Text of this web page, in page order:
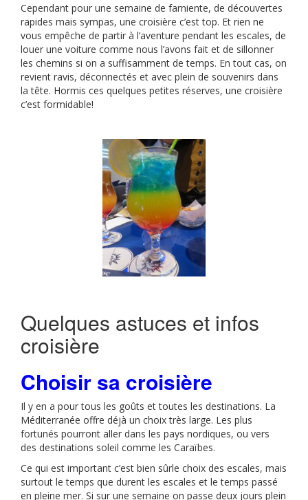
Cependant pour une semaine de farniente, de découvertes
rapides mais sympas, une croisière c’est top. Et rien ne
vous empêche de partir à l’aventure pendant les escales, de
louer une voiture comme nous l’avons fait et de sillonner
les chemins si on a suffisamment de temps. En tout cas, on
revient ravis, déconnectés et avec plein de souvenirs dans
la tête. Hormis ces quelques petites réserves, une croisière
c’est formidable!
Quelques astuces et infos
croisière
Choisir sa croisière
Il y en a pour tous les goûts et toutes les destinations. La
Méditerranée offre déjà un choix très large. Les plus
fortunés pourront aller dans les pays nordiques, ou vers
des destinations soleil comme les Caraïbes.
Ce qui est important c’est bien sûrle choix des escales, mais
surtout le temps que durent les escales et le temps passé
en pleine mer. Si sur une semaine on passe deux jours plein